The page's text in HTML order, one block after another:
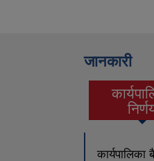
जानकारी
(active